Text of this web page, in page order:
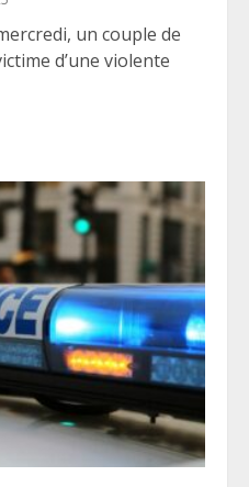
un couple de
d’une violente